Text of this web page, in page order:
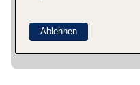
Ablehnen